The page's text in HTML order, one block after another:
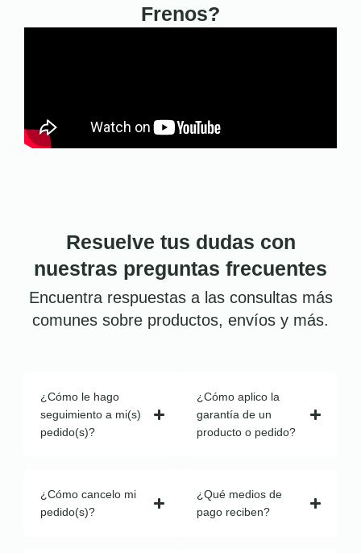
Frenos?
Resuelve tus dudas con
nuestras preguntas frecuentes
Encuentra respuestas a las consultas más
comunes sobre productos, envíos y más.
¿Cómo le hago
seguimiento a mi(s)
pedido(s)?
¿Cómo cancelo mi
pedido(s)?
¿Cómo aplico la
garantía de un
producto o pedido?
¿Qué medios de
pago reciben?